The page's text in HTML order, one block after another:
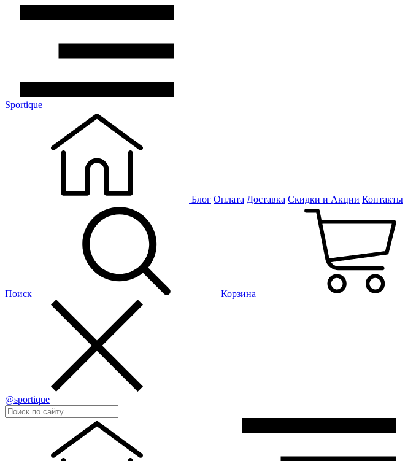
Sportique
Блог Оплата Доставка Скидки и Акции Контакты
Поиск Корзина
@sportique